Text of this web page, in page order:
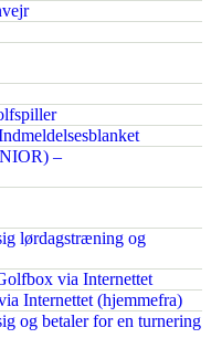
–
lørdagstræning og
via Internettet
Internettet (hjemmefra)
og betaler for en turnering